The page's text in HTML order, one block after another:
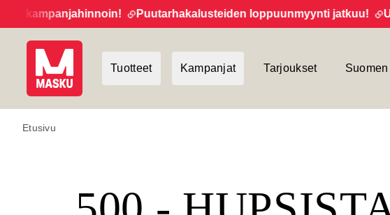
Puutarhakalusteiden loppuunmyynti jatkuu!
Tuotteet Kampanjat Tarjoukset
Etusivu